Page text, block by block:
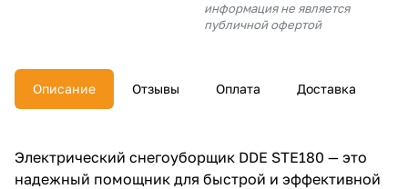
информация не является
публичной офертой
Описание Отзывы Оплата Доставка
Электрический снегоуборщик DDE STE180 — это
надежный помощник для быстрой и эффективной
раз в 2
недели